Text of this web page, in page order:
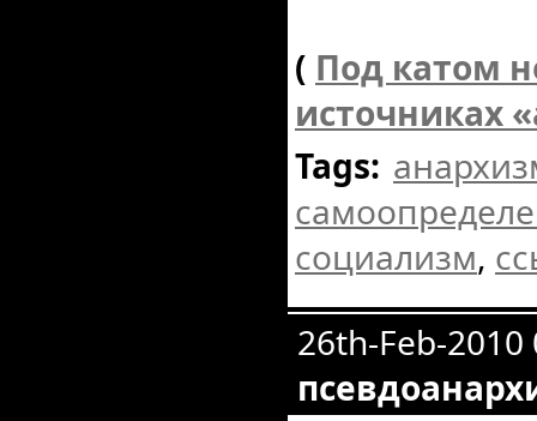
( Под катом
источниках
Tags:
социализм,
26th-Feb-2010